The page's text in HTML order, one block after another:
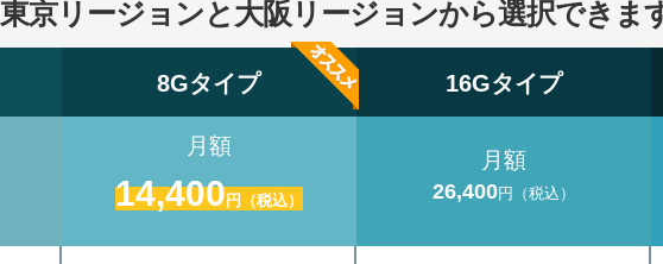
東京リージョンと大阪リージョンから選択できます
8Gタイプ 16Gタイプ
月額
14,400円（税込）
月額
26,400円（税込）